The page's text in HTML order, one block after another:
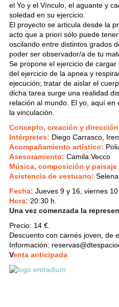
el Yo y el Vínculo, el aguante y
soledad en su ejercicio.
El proyecto se articula desde la
acto que a priori sólo puede
oscilando entre distintos grados
poder ser observador/a de tu
Se propone el ejercicio de
del ejercicio de la apnea y
ejecución; tratar de aislar el
dicha tarea surge una realidad
relación al mundo. El yo, aquí
la vinculación.
Concepto, creación y
Intérpretes: Diego Carrasco,
Acompañamiento artístico:
Asesoramiento: Camila Vecco
Música, composición y
Asistencia de vestuario:
Fecha: Jueves 9 y 16, viernes
Hora: 20:30 h.
Una vez comenzada la
Precio: 14 €.
Descuento con carnés joven, de
Información:
Venta anticipada